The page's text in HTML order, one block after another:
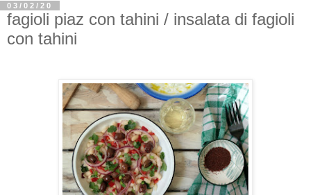
03/02/20
fagioli piaz con tahini / insalata di fagioli
con tahini